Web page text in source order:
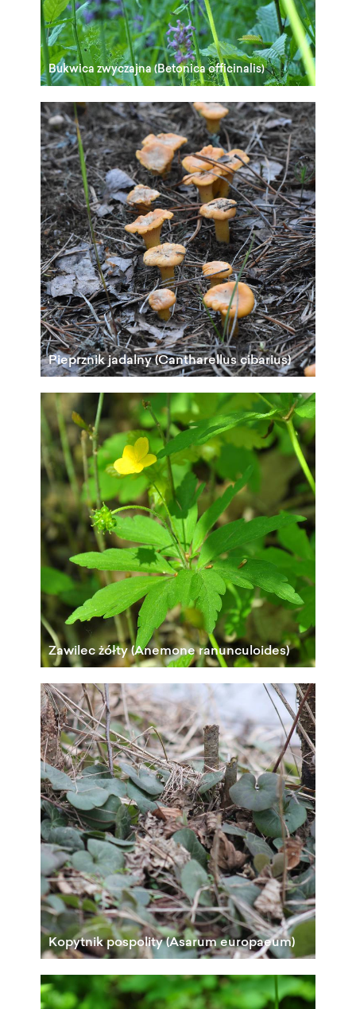
Bukwica zwyczajna (Betonica officinalis)
Pieprznik jadalny (Cantharellus cibarius)
Zawilec żółty (Anemone ranunculoides)
Kopytnik pospolity (Asarum europaeum)